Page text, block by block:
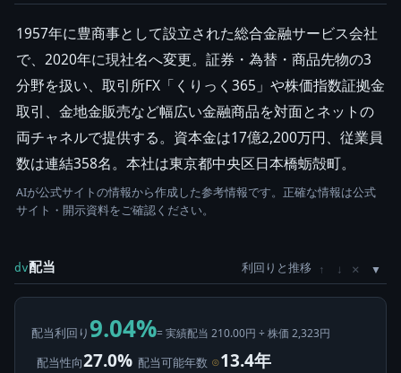
1957年に豊商事として設立された総合金融サービス会社
で、2020年に現社名へ変更。証券・為替・商品先物の3
分野を扱い、取引所FX「くりっく365」や株価指数証拠金
取引、金地金販売など幅広い金融商品を対面とネットの
両チャネルで提供する。資本金は17億2,200万円、従業員
数は連結358名。本社は東京都中央区日本橋蛎殻町。
AIが公式サイトの情報から作成した参考情報です。正確な情報は公式
サイト・開示資料をご確認ください。
dv配当 利回りと推移 ↑ ↓ ×
配当利回り 9.04%= 実績配当 210.00円 ÷ 株価 2,323円
配当性向27.0% 配当可能年数 ⊙13.4年